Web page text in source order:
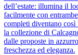
dell’estate: illumina il
facilmente con
completi diventano così
la collezione di
dalle proposte in
freschezza ed eleganza.